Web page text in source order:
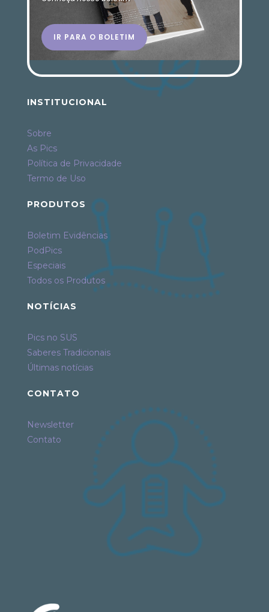
IR PARA O BOLETIM
INSTITUCIONAL
Sobre
As Pics
Política de Privacidade
Termo de Uso
PRODUTOS
Boletim Evidências
PodPics
Especiais
Todos os Produtos
NOTÍCIAS
Pics no SUS
Saberes Tradicionais
Últimas notícias
CONTATO
Newsletter
Contato